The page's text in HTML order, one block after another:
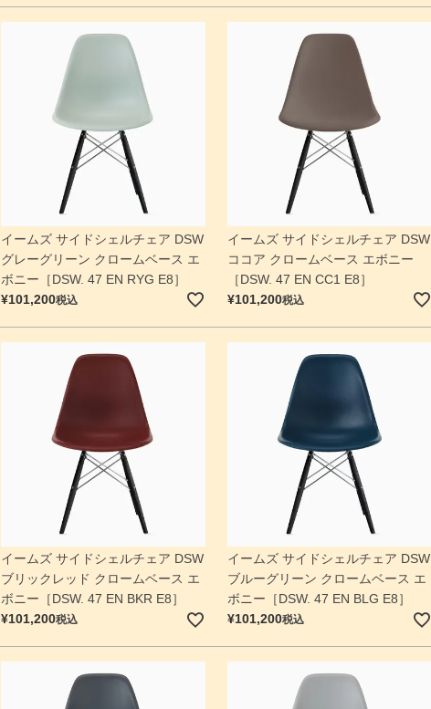
イームズ サイドシェルチェア DSW
グレーグリーン クロームベース エ
ボニー［DSW. 47 EN RYG E8］
¥101,200税込
イームズ サイドシェルチェア DSW
ココア クロームベース エボニー
［DSW. 47 EN CC1 E8］
¥101,200税込
イームズ サイドシェルチェア DSW
ブリックレッド クロームベース エ
ボニー［DSW. 47 EN BKR E8］
¥101,200税込
イームズ サイドシェルチェア DSW
ブルーグリーン クロームベース エ
ボニー［DSW. 47 EN BLG E8］
¥101,200税込